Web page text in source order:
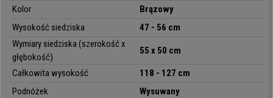
Jeśli chodzi o
, jest włączana za pomocą wygodnego
pilota, dzięki któremu możesz
regulować intensywność
Ponadto możeszwybrać także część ciała , na której ma się skupić
masaż. Jest ich 7 do wyboru: głowa, dwie strefy górnych pleców, dwie w
dole pleców i dwie w nogach.
Kolor
Brązowy
Wysokość siedziska
47 - 56 cm
Wymiary siedziska (szerokość x
głębokość)
55 x 50 cm
Całkowita wysokość
118 - 127 cm
Podnóżek
Wysuwany